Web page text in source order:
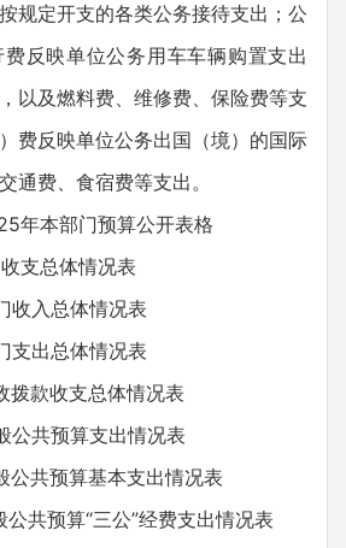
规定开支的各类公务接待支出；公
反映单位公务用车车辆购置支出
以及燃料费、维修费、保险费等支
费反映单位公务出国（境）的国际
通费、食宿费等支出。
本部门预算公开表格
支总体情况表
入总体情况表
出总体情况表
款收支总体情况表
共预算支出情况表
共预算基本支出情况表
预算“三公”经费支出情况表